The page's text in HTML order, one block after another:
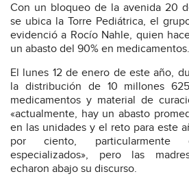
Con un bloqueo de la avenida 20
se ubica la Torre Pediátrica, el
evidenció a Rocío Nahle, quien
un abasto del 90% en medicamentos.
El lunes 12 de enero de este año,
la distribución de 10 millones
medicamentos y material de
«actualmente, hay un abasto
en las unidades y el reto para este
por ciento, particularmente
especializados», pero las
echaron abajo su discurso.